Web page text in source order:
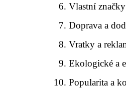
Vlastní
Doprava a
Vratky a
Ekologické a
Popularita a